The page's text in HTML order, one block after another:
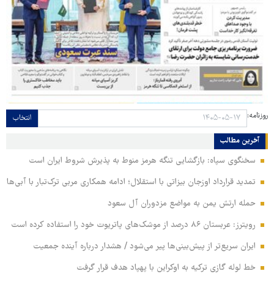
روزنامه: انتخاب
آخرین مطالب
سخنگوی سپاه: بازگشایی تنگه هرمز منوط به پذیرش شروط ایران است
تمدید قرارداد اوزجان بیزاتی با استقلال؛ ادامه همکاری مربی ترک‌تبار با آبی‌ها
حمله ارتش یمن به مواضع مزدوران آل سعود
رویترز: عربستان ۸۶ درصد از موشک‌های پاتریوت خود را استفاده کرده است
ایران سریع‌تر از پیش‌بینی‌ها پیر می‌شود / هشدار درباره آینده جمعیت
خط لوله گازی ترکیه به اوکراین با پهپاد هدف قرار گرفت